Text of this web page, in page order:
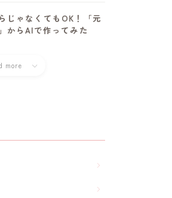
じゃなくてもOK！「元
からAIで作ってみた
more